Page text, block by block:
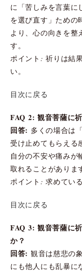
に「苦しみを言葉に
を選び直す」ための
より、心の向きを整
す。
ポイント: 祈りは結
い。
目次に戻る
FAQ 2: 観音菩薩に
回答: 多くの場合は
受け止めてもらえる
自分の不安や痛みが
取れることがありま
ポイント: 求めてい
目次に戻る
FAQ 3: 観音菩薩に
か？
回答: 観音は慈悲の
にも他人にも乱暴に